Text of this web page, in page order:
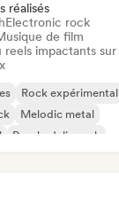
réalisés
Electronic rock
de film
reels impactants sur
Rock expérimental
Melodic metal
Psychedelic rock